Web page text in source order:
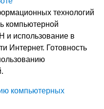
технологий
компьютерной
и использование в
Интернет. Готовность
компьютерных